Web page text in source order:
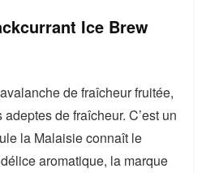
Ice Brew
de fraîcheur fruitée,
de fraîcheur. C’est un
la Malaisie connaît le
aromatique, la marque